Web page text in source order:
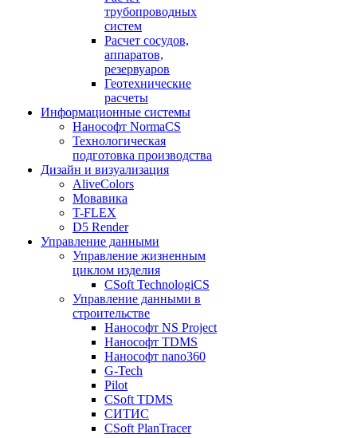
трубопроводных
систем
Расчет сосудов,
аппаратов,
резервуаров
Геотехнические
расчеты
Информационные системы
Нанософт NormaCS
Технологическая
подготовка производства
Дизайн и визуализация
AliveColors
Мовавика
T-FLEX
D5 Render
Управление данными
Управление жизненным
циклом изделия
CSoft TechnologiCS
Управление данными в
строительстве
Нанософт NS Project
Нанософт TDMS
Нанософт nano360
G-Tech
Pilot
CSoft TDMS
СИТИС
CSoft PlanTracer